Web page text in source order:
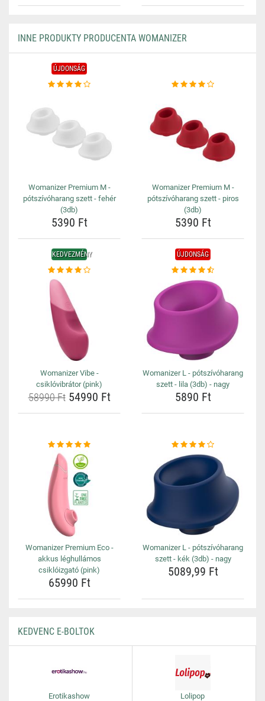
INNE PRODUKTY PRODUCENTA WOMANIZER
ÚJDONSÁG
Womanizer Premium M -
pótszívóharang szett - fehér
(3db)
5390 Ft
Womanizer Premium M -
pótszívóharang szett - piros
(3db)
5390 Ft
KEDVEZMÉNY
Womanizer Vibe -
csiklóvibrátor (pink)
58990 Ft54990 Ft
ÚJDONSÁG
Womanizer L - pótszívóharang
szett - lila (3db) - nagy
5890 Ft
Womanizer Premium Eco -
akkus léghullámos
csiklóizgató (pink)
65990 Ft
Womanizer L - pótszívóharang
szett - kék (3db) - nagy
5089,99 Ft
KEDVENC E-BOLTOK
Erotikashow Lolipop